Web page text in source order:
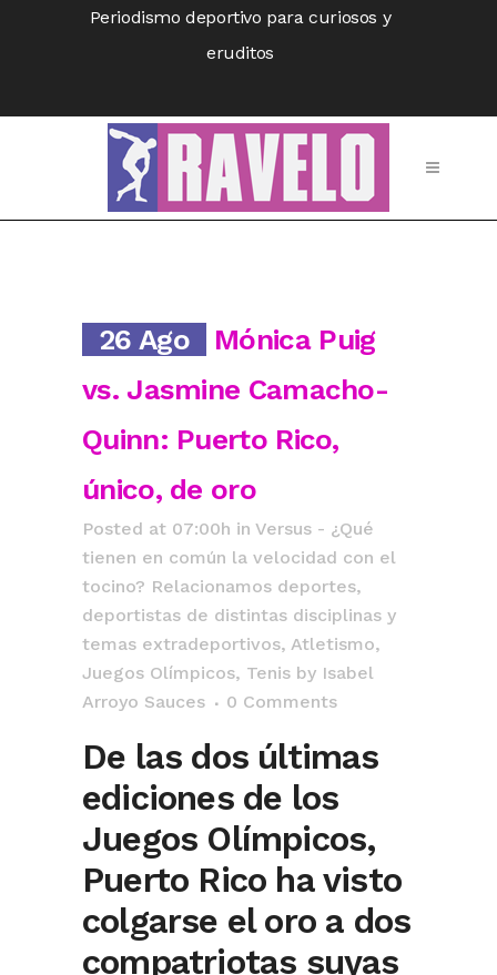
Periodismo deportivo para curiosos y
eruditos
26 Ago
Mónica Puig
vs. Jasmine Camacho-
Quinn: Puerto Rico,
único, de oro
Posted at 07:00h in Versus - ¿Qué
tienen en común la velocidad con el
tocino? Relacionamos deportes,
deportistas de distintas disciplinas y
temas extradeportivos, Atletismo,
Juegos Olímpicos, Tenis by Isabel
Arroyo Sauces
0 Comments
De las dos últimas
ediciones de los
Juegos Olímpicos,
Puerto Rico ha visto
colgarse el oro a dos
compatriotas suyas